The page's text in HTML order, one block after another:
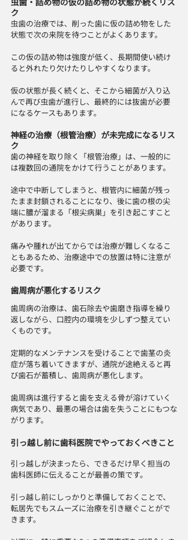
ク
虫歯の治療では、削った歯に仮の詰め物をした
状態で次の来院を待つことがよくあります。
この仮の詰め物は強度が低く、長期間使い続け
ると外れたり欠けたりしやすくなります。
仮の状態が長く続くと、そこから細菌が入り込
んで再び虫歯が進行し、最終的には抜歯が必要
になるケースもあります。
神経の治療（根管治療）が未完成になるリス
ク
歯の神経を取り除く「根管治療」は、一般的に
は複数回の通院をかけて行うことがあります。
途中で中断してしまうと、根管内に細菌が残っ
たまま封鎖されることになり、後に歯の根の尖
端に膿が溜まる「根尖病巣」を引き起こすこと
があります。
痛みや腫れが出てからでは治療が難しくなるこ
ともあるため、治療途中での放置は特に注意が
必要です。
歯周病が悪化するリスク
歯周病の治療は、歯石除去や歯磨き指導を繰り
返しながら、口腔内の環境を少しずつ整えてい
くものです。
定期的なメンテナンスを受けることで歯茎の炎
症が落ち着いてきますが、通院が途絶えると再
び歯石が蓄積し、歯周病が悪化します。
歯周病は進行すると歯を支える骨が溶けていく
病気であり、最悪の場合は歯を失うことにもつな
がります。
引っ越し前に歯科医院でやっておくべきこと
引っ越しが決まったら、できるだけ早く担当の
歯科医師に伝えることが最善の策です。
引っ越し前にしっかりと準備しておくことで、
転居先でもスムーズに治療を引き継ぐことがで
きます。